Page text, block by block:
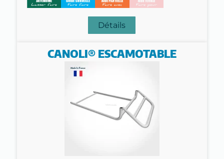
Détails
CANOLI® ESCAMOTABLE